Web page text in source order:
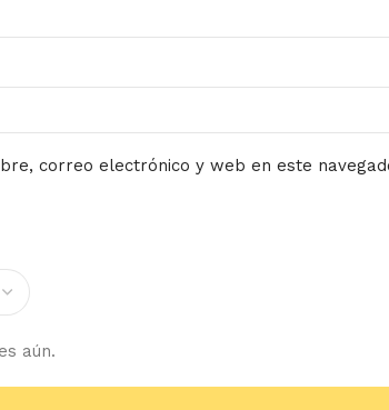
aún.
correo electrónico y web en este